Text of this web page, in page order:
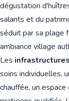
dégustation
salants et du
séduit par sa plage
ambiance village
Les
soins individuelles,
chauffée, un